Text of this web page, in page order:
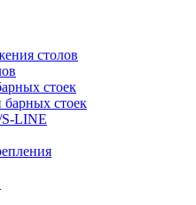
столов
стоек
стоек
LINE